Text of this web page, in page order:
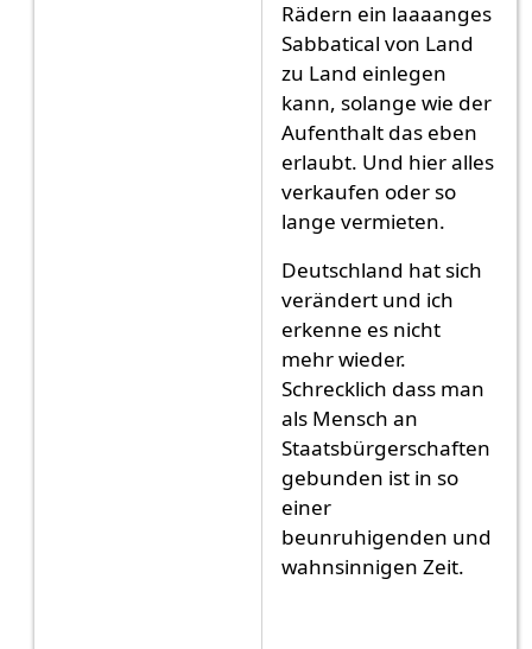
Rädern ein laaaanges
Sabbatical von Land
zu Land einlegen
kann, solange wie der
Aufenthalt das eben
erlaubt. Und hier alles
verkaufen oder so
lange vermieten.
Deutschland hat sich
verändert und ich
erkenne es nicht
mehr wieder.
Schrecklich dass man
als Mensch an
Staatsbürgerschaften
gebunden ist in so
einer
beunruhigenden und
wahnsinnigen Zeit.